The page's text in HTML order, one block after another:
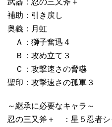
武器：忍の三又斧＋
補助：引き戻し
奥義：月虹
Ａ：獅子奮迅４
Ｂ：攻め立て３
Ｃ：攻撃速さの脅嚇
聖印：攻撃速さの孤軍３
～継承に必要なキャラ～
忍の三又斧＋ ：星５忍者シ